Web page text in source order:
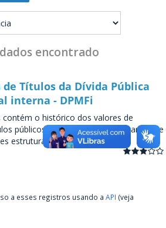
encontrado
de Títulos da Dívida Pública
interna - DPMFi
o histórico dos valores de
públicos, decorrentes de programas de
estruturadas, a partir de...
a esses registros usando a API (veja